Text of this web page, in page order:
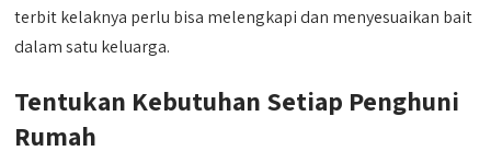
terbit kelaknya perlu bisa melengkapi dan menyesuaikan bait
dalam satu keluarga.
Tentukan Kebutuhan Setiap Penghuni
Rumah